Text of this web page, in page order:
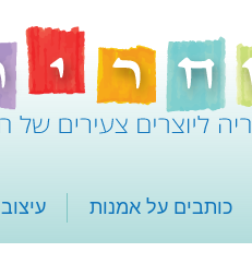
כותבים על אמנות עיצוב